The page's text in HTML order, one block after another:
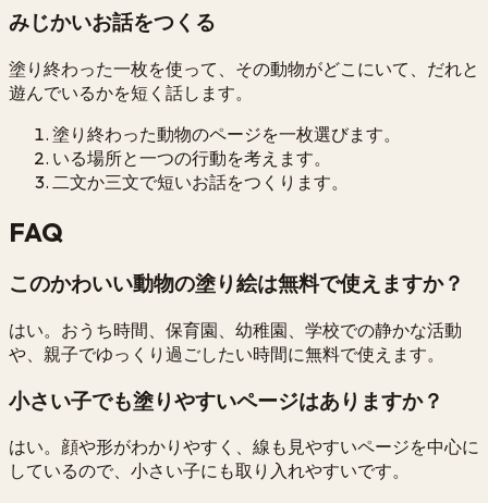
みじかいお話をつくる
塗り終わった一枚を使って、その動物がどこにいて、だれと
遊んでいるかを短く話します。
塗り終わった動物のページを一枚選びます。
いる場所と一つの行動を考えます。
二文か三文で短いお話をつくります。
FAQ
このかわいい動物の塗り絵は無料で使えますか？
はい。おうち時間、保育園、幼稚園、学校での静かな活動
や、親子でゆっくり過ごしたい時間に無料で使えます。
小さい子でも塗りやすいページはありますか？
はい。顔や形がわかりやすく、線も見やすいページを中心に
しているので、小さい子にも取り入れやすいです。